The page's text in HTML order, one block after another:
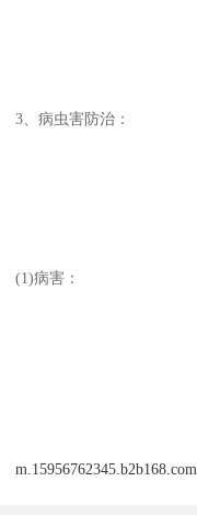
3、病虫害防治：
(1)病害：
m.15956762345.b2b168.com